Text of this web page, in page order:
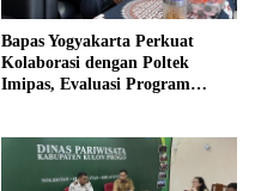
Bapas Yogyakarta Perkuat
Kolaborasi dengan Poltek
Imipas, Evaluasi Program